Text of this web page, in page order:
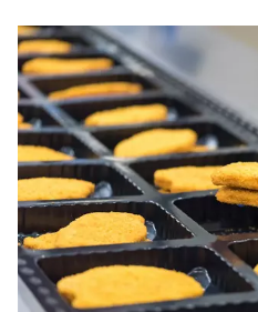
Stikstof van
zuiverheid en kwaliteit
Europese en andere
voedingsmiddelen en
bijvoorbeeld stikstof van
zuiverheid van 99%
Producenten van
stikstof van
voorkomen en hele
ook de smaak en